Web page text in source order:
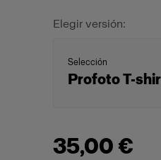
Elegir versión:
Selección
Profoto T-
35,00 €